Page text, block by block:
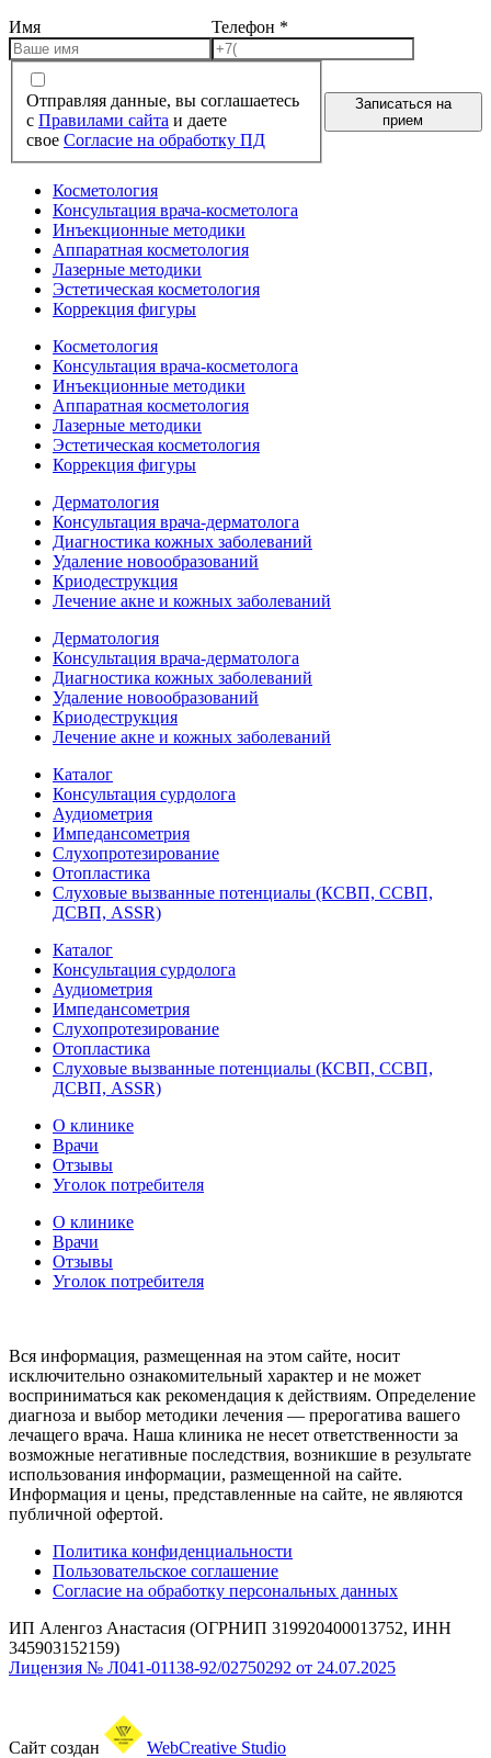
Имя Телефон *
Отправляя данные, вы соглашаетесь
с Правилами сайта и даете
свое Согласие на обработку ПД
Записаться на
прием
Косметология
Консультация врача-косметолога
Инъекционные методики
Аппаратная косметология
Лазерные методики
Эстетическая косметология
Коррекция фигуры
Косметология
Консультация врача-косметолога
Инъекционные методики
Аппаратная косметология
Лазерные методики
Эстетическая косметология
Коррекция фигуры
Дерматология
Консультация врача-дерматолога
Диагностика кожных заболеваний
Удаление новообразований
Криодеструкция
Лечение акне и кожных заболеваний
Дерматология
Консультация врача-дерматолога
Диагностика кожных заболеваний
Удаление новообразований
Криодеструкция
Лечение акне и кожных заболеваний
Каталог
Консультация сурдолога
Аудиометрия
Импедансометрия
Слухопротезирование
Отопластика
Слуховые вызванные потенциалы (КСВП, ССВП,
ДСВП, ASSR)
Каталог
Консультация сурдолога
Аудиометрия
Импедансометрия
Слухопротезирование
Отопластика
Слуховые вызванные потенциалы (КСВП, ССВП,
ДСВП, ASSR)
О клинике
Врачи
Отзывы
Уголок потребителя
О клинике
Врачи
Отзывы
Уголок потребителя
Вся информация, размещенная на этом сайте, носит
исключительно ознакомительный характер и не может
восприниматься как рекомендация к действиям. Определение
диагноза и выбор методики лечения — прерогатива вашего
лечащего врача. Наша клиника не несет ответственности за
возможные негативные последствия, возникшие в результате
использования информации, размещенной на сайте.
Информация и цены, представленные на сайте, не являются
публичной офертой.
Политика конфиденциальности
Пользовательское соглашение
Согласие на обработку персональных данных
ИП Аленгоз Анастасия (ОГРНИП 319920400013752, ИНН
345903152159)
Лицензия № Л041-01138-92/02750292 от 24.07.2025
Сайт создан
WebCreative Studio